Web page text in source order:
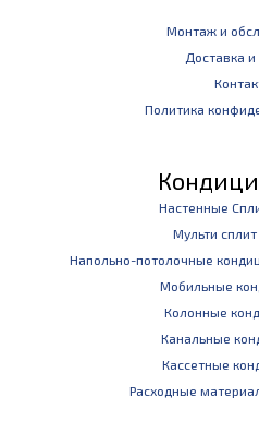
Монтаж и
Доставка и
Политика
Настенные
Мульти
Напольно-потолочные
Мобильные
Колонные
Канальные
Кассетные
Расходные